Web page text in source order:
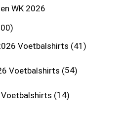
WK 2026
Voetbalshirts 41
Voetbalshirts 54
14